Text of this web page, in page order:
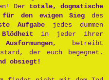
Der totale, dogmatische
für den ewigen Sieg des
Aufgabe jedes dummen
Blödheit in jeder ihrer
, betreibt
der euch begegnet.
obsiegt!